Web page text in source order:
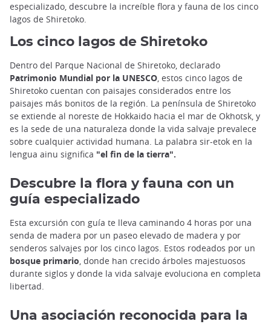
especializado, descubre la increíble flora y fauna de los cinco
lagos de Shiretoko.
Los cinco lagos de Shiretoko
Dentro del Parque Nacional de Shiretoko, declarado
Patrimonio Mundial por la UNESCO, estos cinco lagos de
Shiretoko cuentan con paisajes considerados entre los
paisajes más bonitos de la región. La península de Shiretoko
se extiende al noreste de Hokkaido hacia el mar de Okhotsk, y
es la sede de una naturaleza donde la vida salvaje prevalece
sobre cualquier actividad humana. La palabra sir-etok en la
lengua ainu significa "el fin de la tierra".
Descubre la flora y fauna con un
guía especializado
Esta excursión con guía te lleva caminando 4 horas por una
senda de madera por un paseo elevado de madera y por
senderos salvajes por los cinco lagos. Estos rodeados por un
bosque primario, donde han crecido árboles majestuosos
durante siglos y donde la vida salvaje evoluciona en completa
libertad.
Una asociación reconocida para la